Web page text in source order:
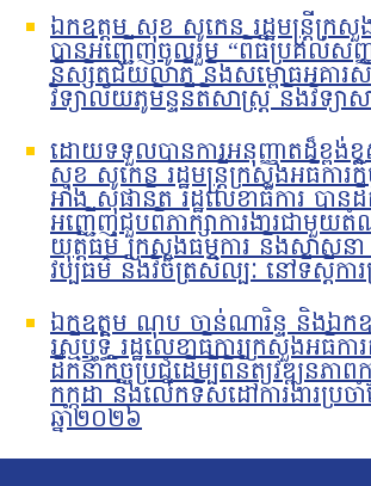
ឯកឧត្តម សុខ សូកេន រដ្ឋមន្រ្តីក្រសួ
បានអញ្ជើញចូលរួម “ពិធីប្រគល់សញ្
និស្សិតជ័យលាភី និងសម្ពោធអគារ
វិទ្យាល័យភូមិន្ទនីតិសាស្ត្រ និងវិទ្យាសា
ដោយទទួលបានការអនុញ្ញាតដ៏ខ្ពង់ខ្
សុខ សូកេន រដ្ឋមន្ត្រីក្រសួងអធិការកិ
អាំង សុផានិត រដ្ឋលេខាធិការ បានដឹ
អញ្ជើញជួបពិភាក្សាការងារជាមួយ
យុត្តិធម៌ ក្រសួងធម្មការ និងសាសន
វប្បធម៌ និងវិចិត្រសិល្បៈ នៅទីស្តីកា
ឯកឧត្តម ណុប ចាន់ណារិន្ទ និងឯក
រស្មីឬទ្ធិ រដ្ឋលេខាធិការក្រសួងអធិកា
ដឹកនាំកិច្ចប្រជុំដើម្បីពិនិត្យវឌ្ឍនភាពក
កក្កដា និងលើកទិសដៅការងារប្រច
ឆ្នាំ២០២៦